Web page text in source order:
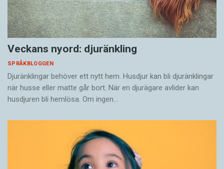
Veckans nyord: djuränkling
SPRÅKBLOGGEN
Djuränklingar behöver ett nytt hem. Husdjur kan bli djuränklingar
när husse eller matte går bort. När en djurägare avlider kan
husdjuren bli hemlösa. Om ingen…